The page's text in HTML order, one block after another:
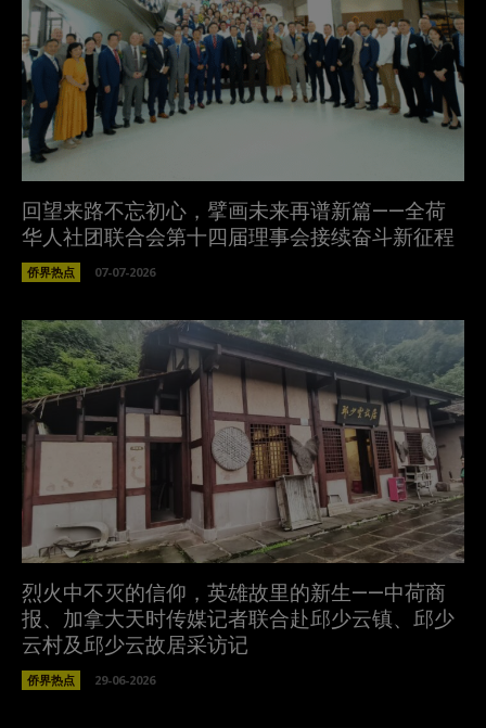
回望来路不忘初心，擘画未来再谱新篇——全荷
华人社团联合会第十四届理事会接续奋斗新征程
侨界热点 07-07-2026
烈火中不灭的信仰，英雄故里的新生——中荷商
报、加拿大天时传媒记者联合赴邱少云镇、邱少
云村及邱少云故居采访记
侨界热点 29-06-2026